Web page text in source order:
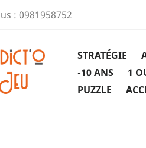
: 0981958752
STRATÉGIE
-10 ANS
1
PUZZLE